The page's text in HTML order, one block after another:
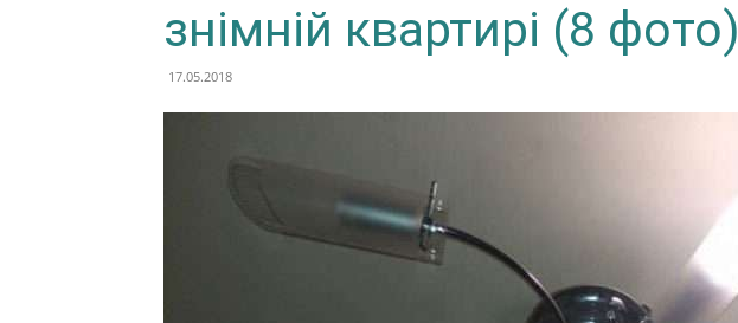
знімній квартирі (8 фото)
17.05.2018